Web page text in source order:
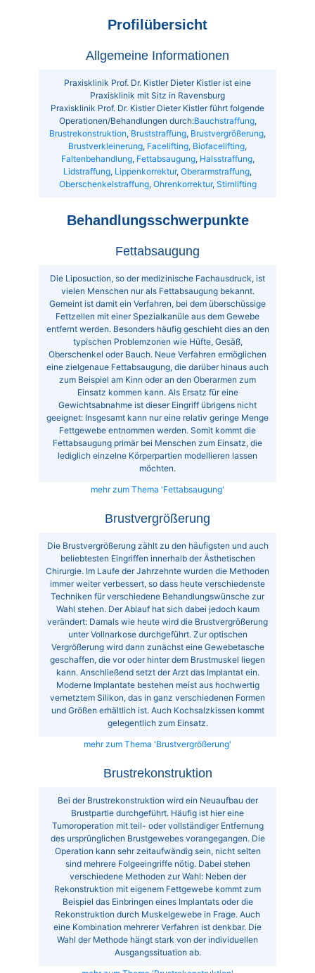
Profilübersicht
Allgemeine Informationen
Praxisklinik Prof. Dr. Kistler Dieter Kistler ist eine
Praxisklinik mit Sitz in Ravensburg
Praxisklinik Prof. Dr. Kistler Dieter Kistler führt folgende
Operationen/Behandlungen durch:Bauchstraffung,
Brustrekonstruktion, Bruststraffung, Brustvergrößerung,
Brustverkleinerung, Facelifting, Biofacelifting,
Faltenbehandlung, Fettabsaugung, Halsstraffung,
Lidstraffung, Lippenkorrektur, Oberarmstraffung,
Oberschenkelstraffung, Ohrenkorrektur, Stirnlifting
Behandlungsschwerpunkte
Fettabsaugung
Die Liposuction, so der medizinische Fachausdruck, ist
vielen Menschen nur als Fettabsaugung bekannt.
Gemeint ist damit ein Verfahren, bei dem überschüssige
Fettzellen mit einer Spezialkanüle aus dem Gewebe
entfernt werden. Besonders häufig geschieht dies an den
typischen Problemzonen wie Hüfte, Gesäß,
Oberschenkel oder Bauch. Neue Verfahren ermöglichen
eine zielgenaue Fettabsaugung, die darüber hinaus auch
zum Beispiel am Kinn oder an den Oberarmen zum
Einsatz kommen kann. Als Ersatz für eine
Gewichtsabnahme ist dieser Eingriff übrigens nicht
geeignet: Insgesamt kann nur eine relativ geringe Menge
Fettgewebe entnommen werden. Somit kommt die
Fettabsaugung primär bei Menschen zum Einsatz, die
lediglich einzelne Körperpartien modellieren lassen
möchten.
mehr zum Thema 'Fettabsaugung'
Brustvergrößerung
Die Brustvergrößerung zählt zu den häufigsten und auch
beliebtesten Eingriffen innerhalb der Ästhetischen
Chirurgie. Im Laufe der Jahrzehnte wurden die Methoden
immer weiter verbessert, so dass heute verschiedenste
Techniken für verschiedene Behandlungswünsche zur
Wahl stehen. Der Ablauf hat sich dabei jedoch kaum
verändert: Damals wie heute wird die Brustvergrößerung
unter Vollnarkose durchgeführt. Zur optischen
Vergrößerung wird dann zunächst eine Gewebetasche
geschaffen, die vor oder hinter dem Brustmuskel liegen
kann. Anschließend setzt der Arzt das Implantat ein.
Moderne Implantate bestehen meist aus hochwertig
vernetztem Silikon, das in ganz verschiedenen Formen
und Größen erhältlich ist. Auch Kochsalzkissen kommt
gelegentlich zum Einsatz.
mehr zum Thema 'Brustvergrößerung'
Brustrekonstruktion
Bei der Brustrekonstruktion wird ein Neuaufbau der
Brustpartie durchgeführt. Häufig ist hier eine
Tumoroperation mit teil- oder vollständiger Entfernung
des ursprünglichen Brustgewebes vorangegangen. Die
Operation kann sehr zeitaufwändig sein, nicht selten
sind mehrere Folgeeingriffe nötig. Dabei stehen
verschiedene Methoden zur Wahl: Neben der
Rekonstruktion mit eigenem Fettgewebe kommt zum
Beispiel das Einbringen eines Implantats oder die
Rekonstruktion durch Muskelgewebe in Frage. Auch
eine Kombination mehrerer Verfahren ist denkbar. Die
Wahl der Methode hängt stark von der individuellen
Ausgangssituation ab.